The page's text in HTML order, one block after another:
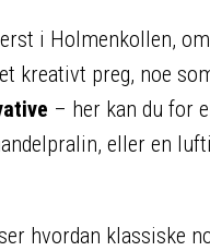
i Holmenkollen,
kreativt preg, noe
– her kan du for
eller en
hvordan klassiske